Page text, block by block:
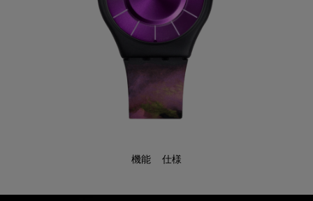
機能 仕様